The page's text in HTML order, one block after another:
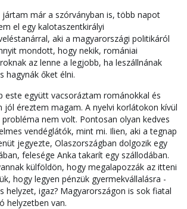
jártam már a szórványban is, több napot
el egy kalotaszentkirályi
aki a magyarországi politikáról
mondott, hogy nekik, romániai
az lenne a legjobb, ha leszállnának
hagynák őket élni.
este együtt vacsoráztam románokkal és
jól éreztem magam. A nyelvi korlátokon kívül
probléma nem volt. Pontosan olyan kedves
vendéglátók, mint mi. Ilien, aki a tegnap
jegyezte, Olaszországban dolgozik egy
felesége Anka takarít egy szállodában.
külföldön, hogy megalapozzák az itteni
hogy legyen pénzük gyermekvállalásra -
helyzet, igaz? Magyarországon is sok fiatal
helyzetben van.